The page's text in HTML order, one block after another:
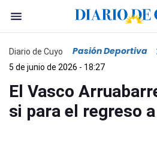
Diario de Cuyo Pasión Deportiva
5 de junio de 2026 - 18:27
El Vasco
si para el regreso